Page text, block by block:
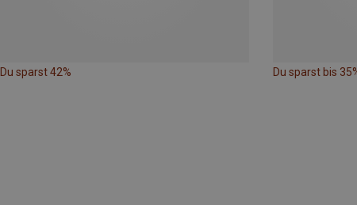
Du sparst 42% Du sparst bis